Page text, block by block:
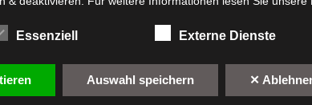
Essenziell Externe Dienste
Auswahl speichern ✕